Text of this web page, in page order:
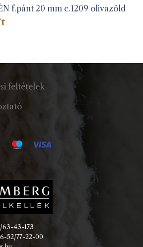
f.pánt 20 mm c.1209 olivazöld
feltételek
63-43-173
52/77-22-00